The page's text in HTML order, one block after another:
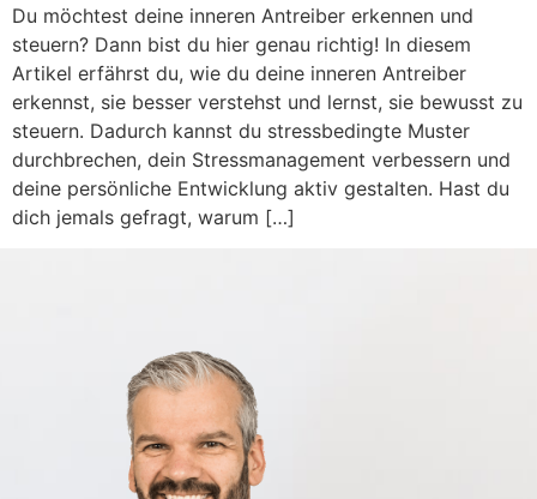
Du möchtest deine inneren Antreiber erkennen und
steuern? Dann bist du hier genau richtig! In diesem
Artikel erfährst du, wie du deine inneren Antreiber
erkennst, sie besser verstehst und lernst, sie bewusst zu
steuern. Dadurch kannst du stressbedingte Muster
durchbrechen, dein Stressmanagement verbessern und
deine persönliche Entwicklung aktiv gestalten. Hast du
dich jemals gefragt, warum […]